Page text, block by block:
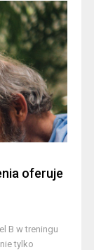
oferuje
B w treningu
tylko